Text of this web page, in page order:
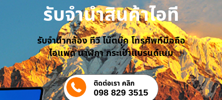
รับจำนำสินค้าไอที
รับจำนำกล้อง ทีวี โน๊ตบุ๊ค โทรศัพท์มือถือ
ไอแพด นาฬิกา กระเป๋าแบรนด์เนม
ติดต่อเรา คลิก
098 829 3515